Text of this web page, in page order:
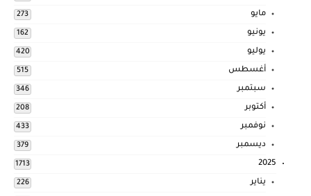
مايو 273
يونيو 162
يوليو 420
أغسطس 515
سبتمبر 346
أكتوبر 208
نوفمبر 433
ديسمبر 379
2025
1713
يناير 226